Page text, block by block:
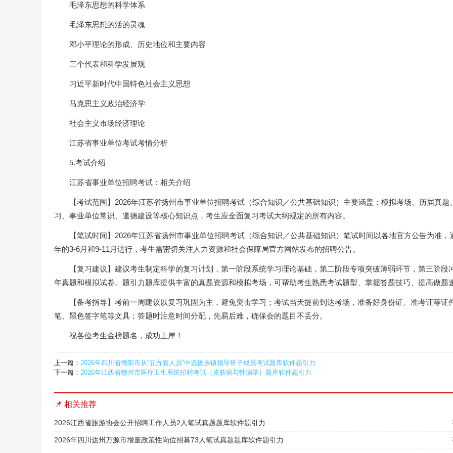
毛泽东思想的科学体系
毛泽东思想的活的灵魂
邓小平理论的形成、历史地位和主要内容
三个代表和科学发展观
习近平新时代中国特色社会主义思想
马克思主义政治经济学
社会主义市场经济理论
江苏省事业单位考试考情分析
5.考试介绍
江苏省事业单位招聘考试：相关介绍
【考试范围】2026年江苏省扬州市事业单位招聘考试（综合知识／公共基础知识）主要涵盖：模拟考场、历届真题
习、事业单位常识、道德建设等核心知识点，考生应全面复习考试大纲规定的所有内容。
【笔试时间】2026年江苏省扬州市事业单位招聘考试（综合知识／公共基础知识）笔试时间以各地官方公告为准，
年的3-6月和9-11月进行，考生需密切关注人力资源和社会保障局官方网站发布的招聘公告。
【复习建议】建议考生制定科学的复习计划，第一阶段系统学习理论基础，第二阶段专项突破薄弱环节，第三阶段
年真题和模拟试卷。题引力题库提供丰富的真题资源和模拟考场，可帮助考生熟悉考试题型、掌握答题技巧、提高做题
【备考指导】考前一周建议以复习巩固为主，避免突击学习；考试当天提前到达考场，准备好身份证、准考证等证
笔、黑色签字笔等文具；答题时注意时间分配，先易后难，确保会的题目不丢分。
祝各位考生金榜题名，成功上岸！
上一篇： 2026年四川省德阳市从“五方面人员”中选拔乡镇领导班子成员考试题库软件题引力
下一篇： 2026年江西省赣州市医疗卫生系统招聘考试（皮肤病与性病学）题库软件题引力
📌 相关推荐
2026江西省旅游协会公开招聘工作人员2人笔试真题题库软件题引力
2026年四川达州万源市增量政策性岗位招募73人笔试真题题库软件题引力